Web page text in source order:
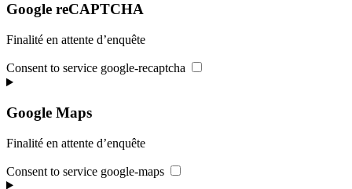
Google reCAPTCHA
Finalité en attente d’enquête
Consent to service google-recaptcha
Google Maps
Finalité en attente d’enquête
Consent to service google-maps